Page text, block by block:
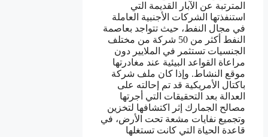
المترتبة عن الآبار القديمة التي
استنفذتها الشركات الأجنبية العاملة
في مجال النفط، حيث تتواجد بعاصمة
النفط أكثر من 50 شركة من مختلف
الجنسيات تستثمر في الملايير دون
مراعاة القواعد البيئية عند مغادرتها
موقع النشاط. وإذا كان ملف شركة
باكتال الأمريكية قد تم إحالته على
العدالة بعد التحقيقات التي أجرتها
مصالح الجمارك إثر اكتشافها لتخزين
وتجميع نفايات مشعة تحت الأرض، في
قاعدة الحياة التي كانت تستغلها